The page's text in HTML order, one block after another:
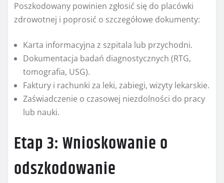
Poszkodowany powinien zgłosić się do placówki
zdrowotnej i poprosić o szczegółowe dokumenty:
Karta informacyjna z szpitala lub przychodni.
Dokumentacja badań diagnostycznych (RTG,
tomografia, USG).
Faktury i rachunki za leki, zabiegi, wizyty lekarskie.
Zaświadczenie o czasowej niezdolności do pracy
lub nauki.
Etap 3: Wnioskowanie o
odszkodowanie